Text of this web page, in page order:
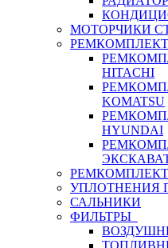
МОТОРЧИКИ
HITACHI
KOMATSU
HYUNDAI
УПЛОТНЕНИЯ
САЛЬНИКИ
ФИЛЬТРЫ